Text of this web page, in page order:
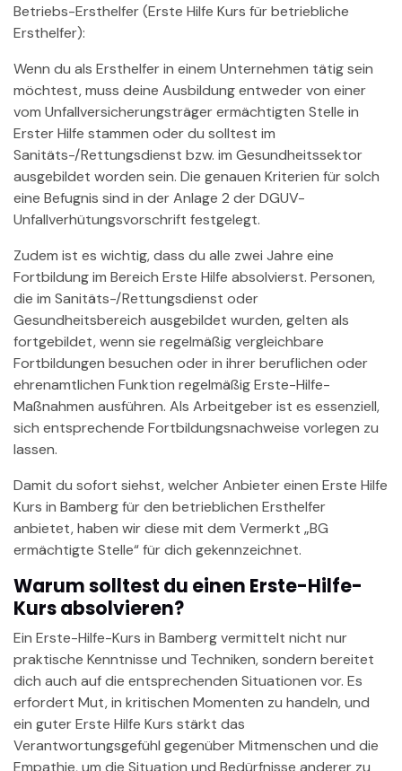
Betriebs-Ersthelfer (Erste Hilfe Kurs für betriebliche
Ersthelfer):
Wenn du als Ersthelfer in einem Unternehmen tätig sein
möchtest, muss deine Ausbildung entweder von einer
vom Unfallversicherungsträger ermächtigten Stelle in
Erster Hilfe stammen oder du solltest im
Sanitäts-/Rettungsdienst bzw. im Gesundheitssektor
ausgebildet worden sein. Die genauen Kriterien für solch
eine Befugnis sind in der Anlage 2 der DGUV-
Unfallverhütungsvorschrift festgelegt.
Zudem ist es wichtig, dass du alle zwei Jahre eine
Fortbildung im Bereich Erste Hilfe absolvierst. Personen,
die im Sanitäts-/Rettungsdienst oder
Gesundheitsbereich ausgebildet wurden, gelten als
fortgebildet, wenn sie regelmäßig vergleichbare
Fortbildungen besuchen oder in ihrer beruflichen oder
ehrenamtlichen Funktion regelmäßig Erste-Hilfe-
Maßnahmen ausführen. Als Arbeitgeber ist es essenziell,
sich entsprechende Fortbildungsnachweise vorlegen zu
lassen.
Damit du sofort siehst, welcher Anbieter einen Erste Hilfe
Kurs in Bamberg für den betrieblichen Ersthelfer
anbietet, haben wir diese mit dem Vermerkt „BG
ermächtigte Stelle“ für dich gekennzeichnet.
Warum solltest du einen Erste-Hilfe-
Kurs absolvieren?
Ein Erste-Hilfe-Kurs in Bamberg vermittelt nicht nur
praktische Kenntnisse und Techniken, sondern bereitet
dich auch auf die entsprechenden Situationen vor. Es
erfordert Mut, in kritischen Momenten zu handeln, und
ein guter Erste Hilfe Kurs stärkt das
Verantwortungsgefühl gegenüber Mitmenschen und die
Empathie, um die Situation und Bedürfnisse anderer zu